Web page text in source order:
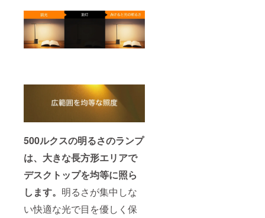
500ルクスの明るさのランプ
は、大きな長方形エリアで
デスクトップを均等に照ら
します。 明るさが集中しな
い快適な光で目を優しく保